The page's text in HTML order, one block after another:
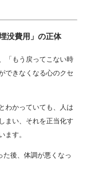
没費用」の正体
「もう戻ってこない時
できなくなる心のクセ
わかっていても、人は
まい、それを正当化す
す。
た後、体調が悪くなっ